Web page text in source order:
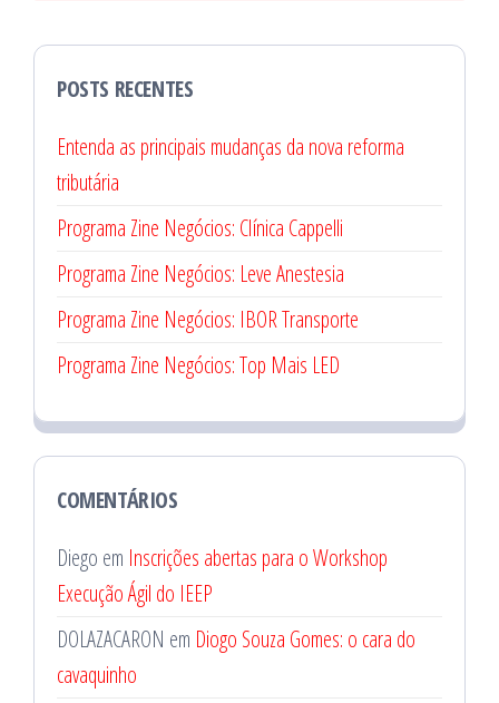
POSTS RECENTES
Entenda as principais mudanças da nova reforma
tributária
Programa Zine Negócios: Clínica Cappelli
Programa Zine Negócios: Leve Anestesia
Programa Zine Negócios: IBOR Transporte
Programa Zine Negócios: Top Mais LED
COMENTÁRIOS
Diego em Inscrições abertas para o Workshop
Execução Ágil do IEEP
DOLAZACARON em Diogo Souza Gomes: o cara do
cavaquinho